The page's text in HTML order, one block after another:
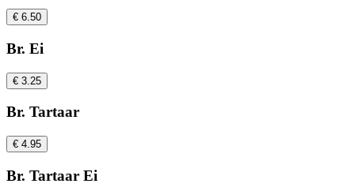
€ 6.50
Br. Ei
€ 3.25
Br. Tartaar
€ 4.95
Br. Tartaar Ei